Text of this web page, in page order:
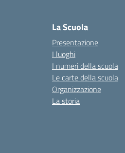
La Scuola
Presentazione
I luoghi
I numeri della scuola
Le carte della scuola
Organizzazione
La storia